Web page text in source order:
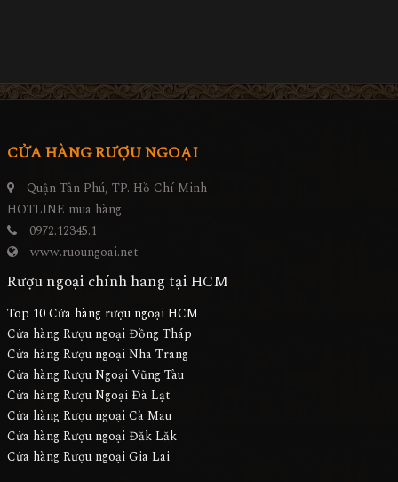
CỬA HÀNG RƯỢU NGOẠI
Quận Tân Phú, TP. Hồ Chí Minh
HOTLINE mua hàng
0972.12345.1
www.ruoungoai.net
Rượu ngoại chính hãng tại HCM
Top 10 Cửa hàng rượu ngoại HCM
Cửa hàng Rượu ngoại Đồng Tháp
Cửa hàng Rượu ngoại Nha Trang
Cửa hàng Rượu Ngoại Vũng Tàu
Cửa hàng Rượu Ngoại Đà Lạt
Cửa hàng Rượu ngoại Cà Mau
Cửa hàng Rượu ngoại Đăk Lăk
Cửa hàng Rượu ngoại Gia Lai